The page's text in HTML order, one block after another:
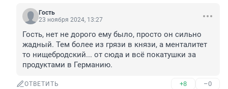
Гость
23 ноября 2024, 13:27
Гость, нет не дорого ему было, просто он сильно
жадный. Тем более из грязи в князи, а менталитет
то нищебродский... от сюда и всё покатушки за
продуктами в Германию.
ОТВЕТИТЬ +8 –0